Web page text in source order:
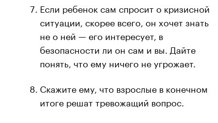
Если ребенок сам спросит о кризисной
ситуации, скорее всего, он хочет знать
не о ней — его интересует, в
безопасности ли он сам и вы. Дайте
понять, что ему ничего не угрожает.
Скажите ему, что взрослые в конечном
итоге решат тревожащий вопрос.